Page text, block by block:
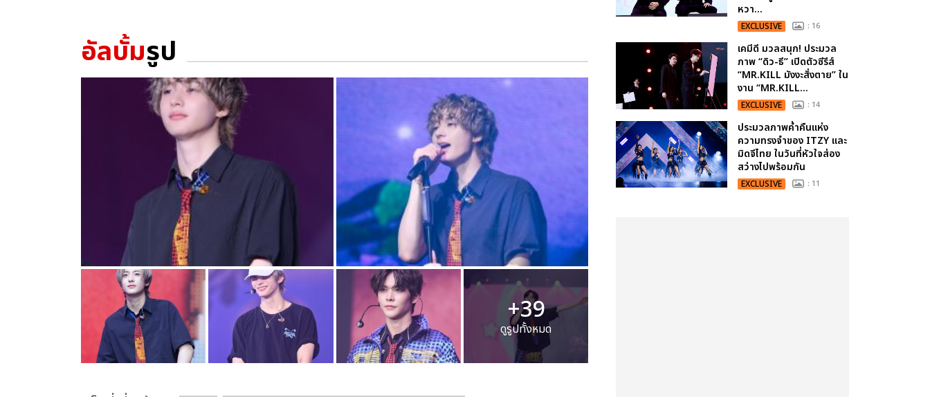
อัลบั้มรูป
+39
ดูรูปทั้งหมด
หวา...
EXCLUSIVE : 16
เคมีดี มวลสนุก! ประมวล
ภาพ “ดิว-ธี” เปิดตัวซีรีส์
“MR.KILL มังงะสั่งตาย” ใน
งาน “MR.KILL...
EXCLUSIVE : 14
ประมวลภาพค่ำคืนแห่ง
ความทรงจำของ ITZY และ
มิดจีไทย ในวันที่หัวใจส่อง
สว่างไปพร้อมกัน
EXCLUSIVE : 11